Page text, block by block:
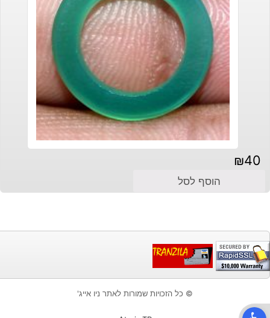
₪40
הוסף לסל
© כל הזכויות שמורות לאתר ניו אייג'
פתח סרגל נגישות